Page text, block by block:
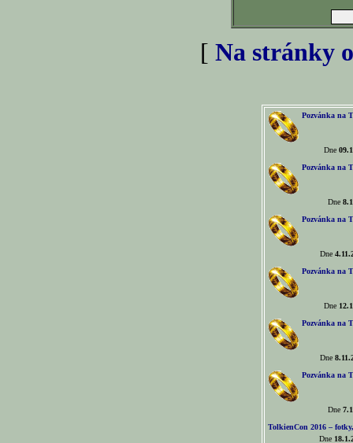
[ Na stránky
Pozvánka na
Dne
Pozvánka na
Dne
Pozvánka na
Dne
Pozvánka na
Dne
Pozvánka na
Dne
Pozvánka na
Dne
TolkienCon 2016 –
Dne